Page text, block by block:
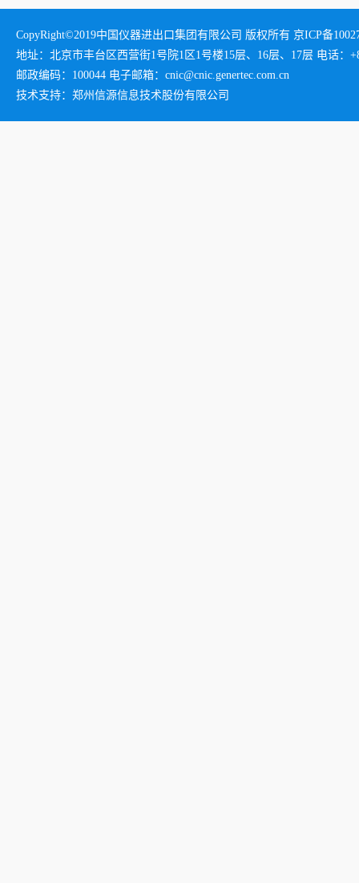
CopyRight©2019中国仪器进出口集团有限公司 版权所有 京ICP备
地址：北京市丰台区西营街1号院1区1号楼15层、16层、17层 电话：
邮政编码：100044 电子邮箱：cnic@cnic.genertec.com.cn
技术支持：郑州信源信息技术股份有限公司